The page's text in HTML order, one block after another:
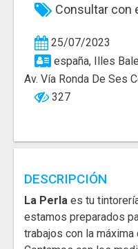
Publica Tu Empresa
Buscar
Consultar con
25/07/2023
españa, Illes
Av. Vía Ronda De Ses
327
DESCRIPCIÓN
La Perla es tu
estamos preparados
trabajos con la